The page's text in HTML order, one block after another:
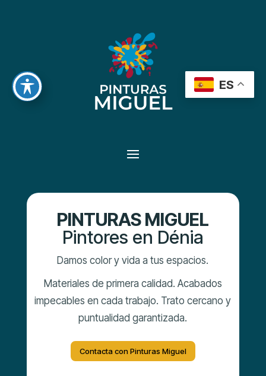
PINTURAS MIGUEL
Pintores en Dénia
Damos color y vida a tus espacios.
Materiales de primera calidad. Acabados
impecables en cada trabajo. Trato cercano y
puntualidad garantizada.
Contacta con Pinturas Miguel
ES